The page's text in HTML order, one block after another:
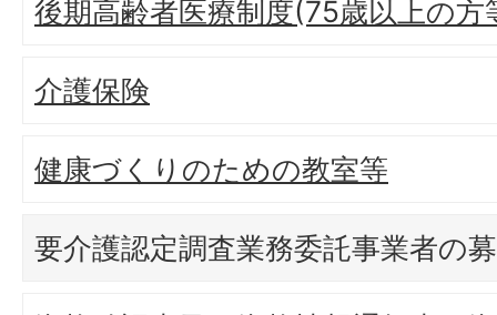
後期高齢者医療制度(75歳以上の方
介護保険
健康づくりのための教室等
要介護認定調査業務委託事業者の